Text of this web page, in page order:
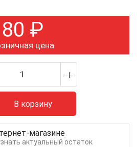
80 ₽
цена
В корзину
магазине
актуальный остаток